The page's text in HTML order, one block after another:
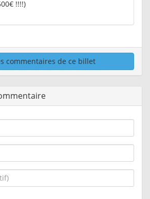
!!!!)
commentaires de ce billet